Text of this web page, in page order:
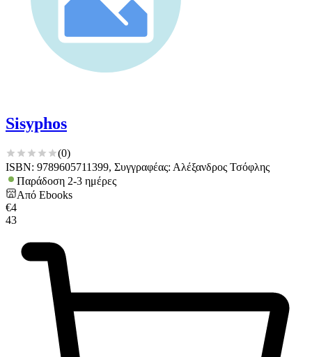
Sisyphos
(0)
ISBN: 9789605711399, Συγγραφέας: Αλέξανδρος Τσόφλης
Παράδοση 2-3 ημέρες
Από Ebooks
€4
43